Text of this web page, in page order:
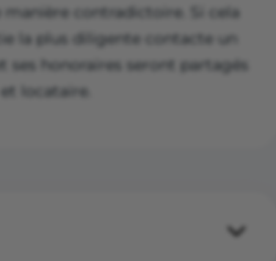
manière contradictoire. Si cela
la plus diligente contacte un
ses honoraires seront partagés
locataire.